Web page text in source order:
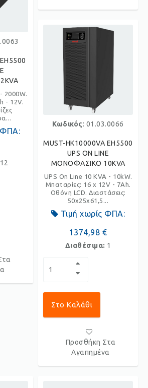
2000W.
- 12V.
ΦΠΑ:
12
Κωδικός: 01.03.0066
MUST-HK10000VA EH5500
UPS ON LINE
ΜΟΝΟΦΑΣΙΚΟ 10KVA
UPS On Line 10 KVA - 10kW.
Μπαταρίες: 16 x 12V - 7Ah.
Οθόνη LCD. Διαστάσεις:
50x25x61,5...
Τιμή χωρίς ΦΠΑ:
1374,98 €
Διαθέσιμα: 1
Στο Καλάθι
Προσθήκη Στα
Αγαπημένα